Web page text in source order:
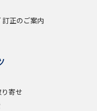
正のご案内
寄せ